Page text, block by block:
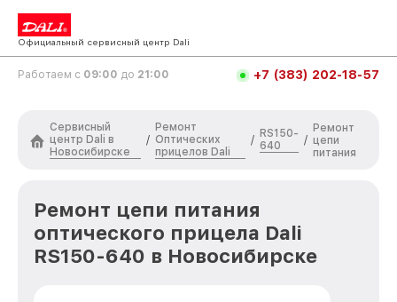
Официальный сервисный центр Dali
Работаем с 09:00 до 21:00 +7 (383) 202-18-57
Сервисный
центр Dali в
Новосибирске
/
Ремонт
Оптических
прицелов Dali
/
RS150-
640
/
Ремонт
цепи
питания
Ремонт цепи питания
оптического прицела Dali
RS150-640 в Новосибирске